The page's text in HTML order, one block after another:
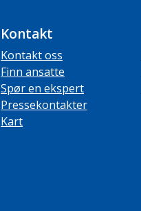
Kontakt
Kontakt oss
Finn ansatte
Spør en ekspert
Pressekontakter
Kart